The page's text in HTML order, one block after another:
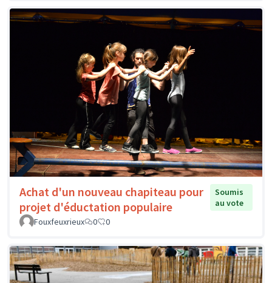
Achat d'un nouveau chapiteau pour
projet d'éductation populaire
Soumis
au vote
Fouxfeuxrieux
0 0